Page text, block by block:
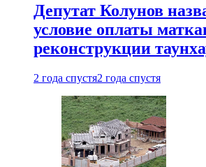
Депутат Колунов
условие оплаты
реконструкции
2 года спустя2 года спустя